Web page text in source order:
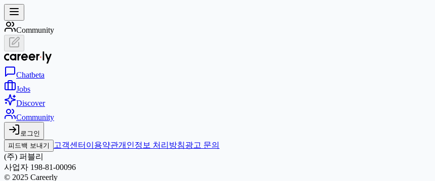
Community
Chatbeta
Jobs
Discover
Community
로그인
피드백 보내기
고객센터 이용약관개인정보 처리방침광고 문의
(주) 퍼블리
사업자 198-81-00096
© 2025 Careerly